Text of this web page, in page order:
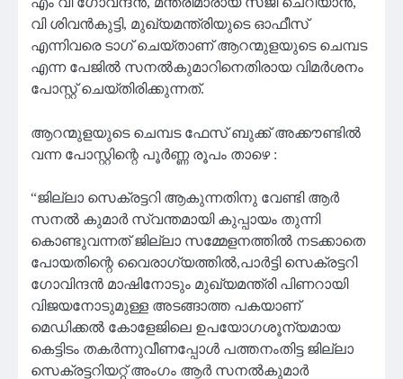
വി ശിവൻകുട്ടി, മുഖ്യമന്ത്രിയുടെ ഓഫീസ്
എന്നിവരെ ടാഗ് ചെയ്താണ് ആറന്മുളയുടെ ചെമ്പട
എന്ന പേജിൽ സനല്‍കുമാറിനെതിരായ വിമർശനം
പോസ്റ്റ് ചെയ്തിരിക്കുന്നത്.
ആറന്മുളയുടെ ചെമ്പട ഫേസ് ബുക്ക് അക്കൗണ്ടിൽ
വന്ന പോസ്റ്റിന്റെ പൂർണ്ണ രൂപം താഴെ :
“ജില്ലാ സെക്രട്ടറി ആകുന്നതിനു വേണ്ടി ആർ
സനൽ കുമാർ സ്വന്തമായി കുപ്പായം തുന്നി
കൊണ്ടുവന്നത് ജില്ലാ സമ്മേളനത്തിൽ നടക്കാതെ
പോയതിന്റെ വൈരാഗ്യത്തിൽ,പാർട്ടി സെക്രട്ടറി
ഗോവിന്ദൻ മാഷിനോടും മുഖ്യമന്ത്രി പിണറായി
വിജയനോടുമുള്ള അടങ്ങാത്ത പകയാണ്
മെഡിക്കൽ കോളേജിലെ ഉപയോഗശൂന്യമായ
കെട്ടിടം തകർന്നുവീണപ്പോൾ പത്തനംതിട്ട ജില്ലാ
സെക്രട്ടറിയറ്റ് അംഗം ആർ സനൽകുമാർ